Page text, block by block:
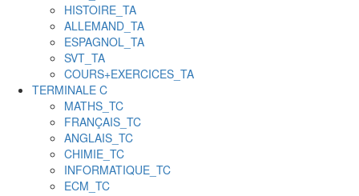
HISTOIRE_TA
ALLEMAND_TA
ESPAGNOL_TA
SVT_TA
COURS+EXERCICES_TA
TERMINALE C
MATHS_TC
FRANÇAIS_TC
ANGLAIS_TC
CHIMIE_TC
INFORMATIQUE_TC
ECM_TC